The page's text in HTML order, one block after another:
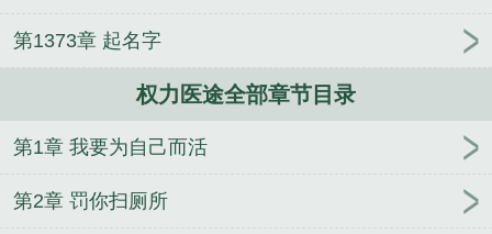
前当宝婚后草，离婚不伺候了
重生77，从赶山开始
刚修成紫霄神雷，就遇到百鬼夜行
财，你却在异界当
文娱：一首起风了震惊全网
重
生：韩城乐子人
离谱！小殿下刚回家就被拐跑了！
舅舅祁同伟，从塔寨三房一路狂飙
乱世狂龙，从打
说好
第1373章 起名字
权力医途全部章节目录
第1章 我要为自己而活
第2章 罚你扫厕所